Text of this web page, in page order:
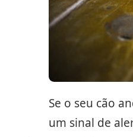
Se o seu cão
um sinal de